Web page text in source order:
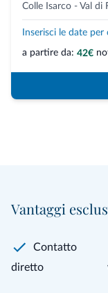
Colle Isarco - Val di
Inserisci le date
a partire da: 42€
Vantaggi
Contatto
diretto